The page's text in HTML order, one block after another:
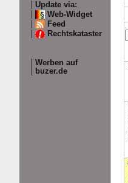
Update via:
Web-Widget
Feed
Rechtskataster
Werben auf
buzer.de